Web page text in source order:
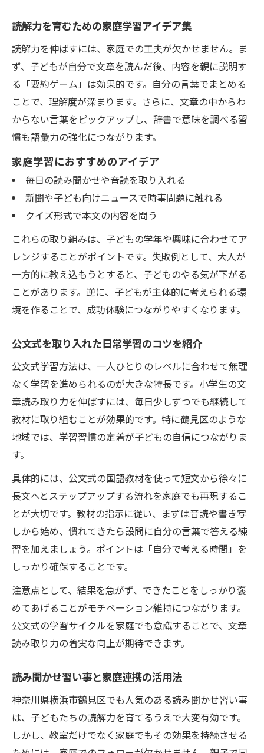
読解力を育むための家庭学習アイデア集
読解力を伸ばすには、家庭での工夫が欠かせません。ま
ず、子どもが自分で文章を読んだ後、内容を親に説明す
る「要約ゲーム」は効果的です。自分の言葉でまとめる
ことで、理解度が深まります。さらに、文章の中からわ
からない言葉をピックアップし、辞書で意味を調べる習
慣も語彙力の強化につながります。
家庭学習におすすめのアイデア
毎日の読み聞かせや音読を取り入れる
新聞や子ども向けニュースで時事問題に触れる
クイズ形式で本文の内容を問う
これらの取り組みは、子どもの学年や興味に合わせてア
レンジすることがポイントです。失敗例として、大人が
一方的に教え込もうとすると、子どものやる気が下がる
ことがあります。逆に、子どもが主体的に考えられる環
境を作ることで、成功体験につながりやすくなります。
公文式を取り入れた日常学習のコツを紹介
公文式学習方法は、一人ひとりのレベルに合わせて無理
なく学習を進められるのが大きな特長です。小学生の文
章読み取り力を伸ばすには、毎日少しずつでも継続して
教材に取り組むことが効果的です。特に鶴見区のような
地域では、学習習慣の定着が子どもの自信につながりま
す。
具体的には、公文式の国語教材を使って短文から徐々に
長文へとステップアップする流れを家庭でも再現するこ
とが大切です。教材の指示に従い、まずは音読や書き写
しから始め、慣れてきたら設問に自分の言葉で答える練
習を加えましょう。ポイントは「自分で考える時間」を
しっかり確保することです。
注意点として、結果を急がず、できたことをしっかり褒
めてあげることがモチベーション維持につながります。
公文式の学習サイクルを家庭でも意識することで、文章
読み取り力の着実な向上が期待できます。
読み聞かせ習い事と家庭連携の活用法
神奈川県横浜市鶴見区でも人気のある読み聞かせ習い事
は、子どもたちの読解力を育てるうえで大変有効です。
しかし、教室だけでなく家庭でもその効果を持続させる